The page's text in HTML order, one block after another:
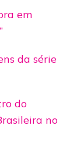
em
da série
do
no